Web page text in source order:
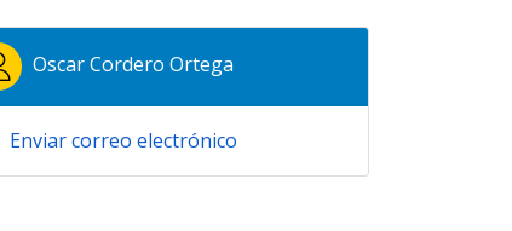
Oscar Cordero Ortega
Enviar correo electrónico